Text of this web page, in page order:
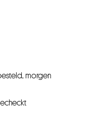
morgen